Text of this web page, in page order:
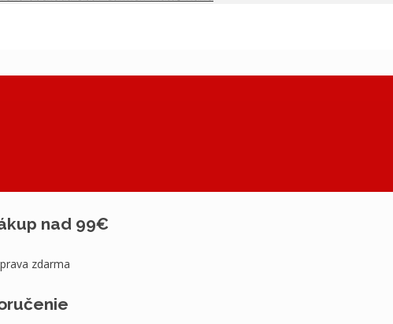
nad 99€
zdarma